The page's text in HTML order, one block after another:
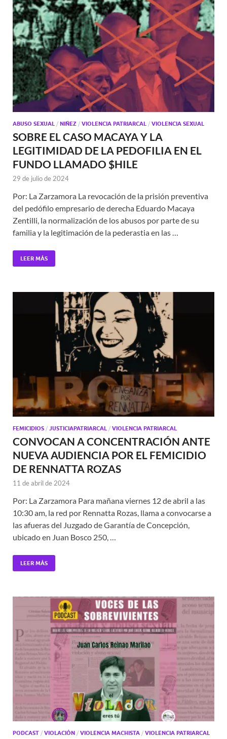
ABUSO SEXUAL / NIÑEZ / VIOLENCIA PATRIARCAL / VIOLENCIA SEXUAL
SOBRE EL CASO MACAYA Y LA
LEGITIMIDAD DE LA PEDOFILIA EN EL
FUNDO LLAMADO $HILE
29 de julio de 2024
Por: La Zarzamora La revocación de la prisión preventiva
del pedófilo empresario de derecha Eduardo Macaya
Zentilli, la normalización de los abusos por parte de su
familia y la legitimación de la pederastia en las …
LEER MÁS
FEMICIDIOS / JUSTICIAPATRIARCAL / VIOLENCIA PATRIARCAL
CONVOCAN A CONCENTRACIÓN ANTE
NUEVA AUDIENCIA POR EL FEMICIDIO
DE RENNATTA ROZAS
11 de abril de 2024
Por: La Zarzamora Para mañana viernes 12 de abril a las
10:30 am, la red por Rennatta Rozas, llama a convocarse a
las afueras del Juzgado de Garantía de Concepción,
ubicado en Juan Bosco 250, …
LEER MÁS
PODCAST / VIOLACIÓN / VIOLENCIA MACHISTA / VIOLENCIA PATRIARCAL